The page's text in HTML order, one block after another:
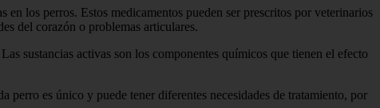
los perros. Estos medicamentos pueden ser prescritos por veterinarios
del corazón o problemas articulares.
sustancias activas son los componentes químicos que tienen el efecto
perro es único y puede tener diferentes necesidades de tratamiento, por